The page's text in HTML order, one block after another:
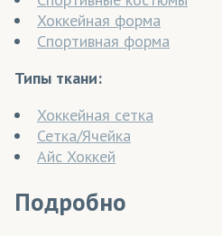
Хоккейная форма
Спортивная форма
Типы ткани:
Хоккейная сетка
Сетка/Ячейка
Айс Хоккей
Подробно